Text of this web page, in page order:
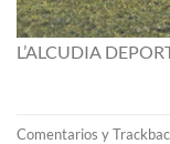
L’ALCUDIA
Comentarios y